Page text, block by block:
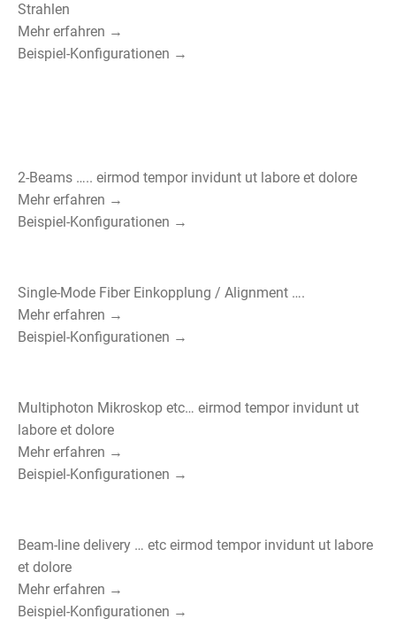
Strahlen
Mehr erfahren →
Beispiel-Konfigurationen →
2-Beams ….. eirmod tempor invidunt ut labore et dolore
Mehr erfahren →
Beispiel-Konfigurationen →
Single-Mode Fiber Einkopplung / Alignment ….
Mehr erfahren →
Beispiel-Konfigurationen →
Multiphoton Mikroskop etc… eirmod tempor invidunt ut
labore et dolore
Mehr erfahren →
Beispiel-Konfigurationen →
Beam-line delivery … etc eirmod tempor invidunt ut labore
et dolore
Mehr erfahren →
Beispiel-Konfigurationen →